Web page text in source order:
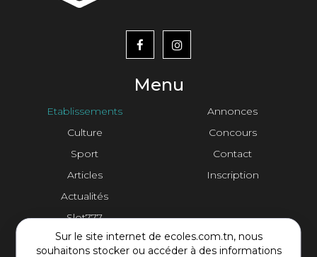
Sur le site internet de ecoles.com.tn, nous
souhaitons stocker ou accéder à des informations
Menu
Etablissements
Culture
Sport
Articles
Actualités
Slot777
menu
footer2
Annonces
Concours
Contact
Inscription